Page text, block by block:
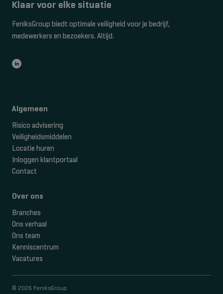
Klaar voor elke situatie
FeniksGroup biedt optimale veiligheid voor je bedrijf,
medewerkers en bezoekers. Altijd.
Algemeen
Risico advisering
Veiligheidsmiddelen
Locatie huren
Inloggen klantportaal
Contact
Over ons
Branches
Ons verhaal
Ons team
Kenniscentrum
Vacatures
© 2026 FeniksGroup